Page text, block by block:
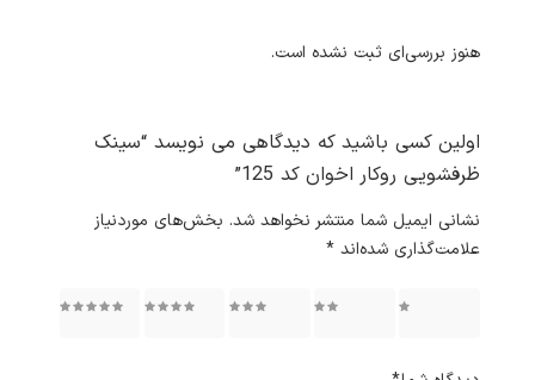
هنوز بررسی‌ای ثبت نشده است.
اولین کسی باشید که دیدگاهی می نویسد “سینک
ظرفشویی روکار اخوان کد 125”
نشانی ایمیل شما منتشر نخواهد شد. بخش‌های موردنیاز
علامت‌گذاری شده‌اند *
۳ از ۵ ۴ از ۵ ۵ از ۵